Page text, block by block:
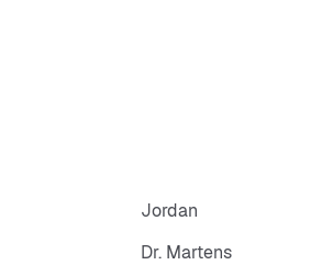
Jordan
Dr. Martens